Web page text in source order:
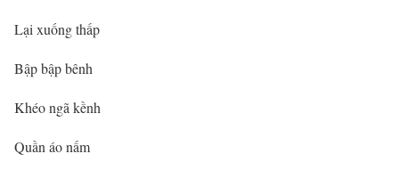
Lại xuống thấp
Bập bập bênh
Khéo ngã kềnh
Quần áo nấm